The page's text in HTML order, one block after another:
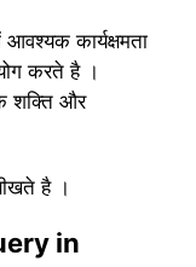
आवश्यक कार्यक्षमता
करते है ।
शक्ति और
है ।
in